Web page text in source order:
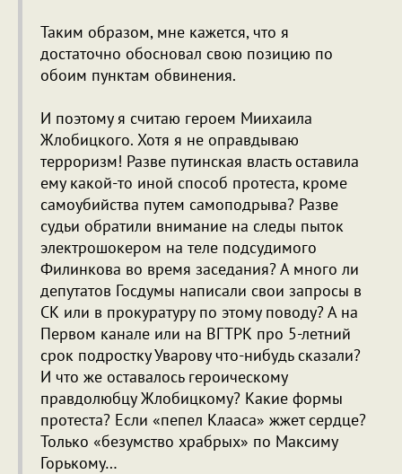
Таким образом, мне кажется, что я
достаточно обосновал свою позицию по
обоим пунктам обвинения.
И поэтому я считаю героем Миихаила
Жлобицкого. Хотя я не оправдываю
терроризм! Разве путинская власть оставила
ему какой-то иной способ протеста, кроме
самоубийства путем самоподрыва? Разве
судьи обратили внимание на следы пыток
электрошокером на теле подсудимого
Филинкова во время заседания? А много ли
депутатов Госдумы написали свои запросы в
СК или в прокуратуру по этому поводу? А на
Первом канале или на ВГТРК про 5-летний
срок подростку Уварову что-нибудь сказали?
И что же оставалось героическому
правдолюбцу Жлобицкому? Какие формы
протеста? Если «пепел Клааса» жжет сердце?
Только «безумство храбрых» по Максиму
Горькому…